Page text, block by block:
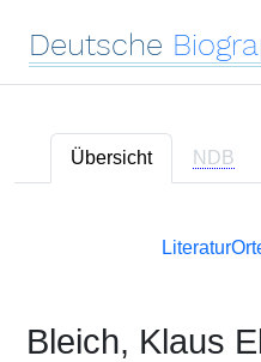
Deutsche
Übersicht NDB
Literatur
Bleich, Klaus